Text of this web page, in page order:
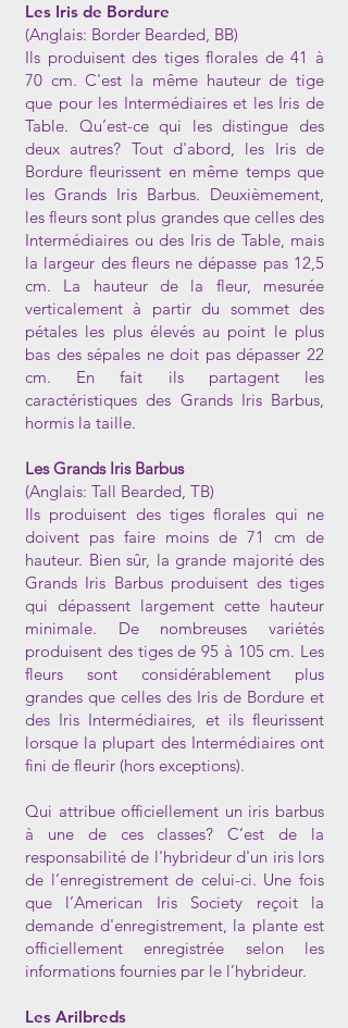
Les Iris de Bordure
(Anglais: Border Bearded, BB)
Ils produisent des tiges florales de 41 à
70 cm. C'est la même hauteur de tige
que pour les Intermédiaires et les Iris de
Table. Qu’est-ce qui les distingue des
deux autres? Tout d'abord, les Iris de
Bordure fleurissent en même temps que
les Grands Iris Barbus. Deuxièmement,
les fleurs sont plus grandes que celles des
Intermédiaires ou des Iris de Table, mais
la largeur des fleurs ne dépasse pas 12,5
cm. La hauteur de la fleur, mesurée
verticalement à partir du sommet des
pétales les plus élevés au point le plus
bas des sépales ne doit pas dépasser 22
cm. En fait ils partagent les
caractéristiques des Grands Iris Barbus,
hormis la taille.
Les Grands Iris Barbus
(Anglais: Tall Bearded, TB)
Ils produisent des tiges florales qui ne
doivent pas faire moins de 71 cm de
hauteur. Bien sûr, la grande majorité des
Grands Iris Barbus produisent des tiges
qui dépassent largement cette hauteur
minimale. De nombreuses variétés
produisent des tiges de 95 à 105 cm. Les
fleurs sont considérablement plus
grandes que celles des Iris de Bordure et
des Iris Intermédiaires, et ils fleurissent
lorsque la plupart des Intermédiaires ont
fini de fleurir (hors exceptions).
Qui attribue officiellement un iris barbus
à une de ces classes? C’est de la
responsabilité de l'hybrideur d'un iris lors
de l’enregistrement de celui-ci. Une fois
que l’American Iris Society reçoit la
demande d'enregistrement, la plante est
officiellement enregistrée selon les
informations fournies par le l’hybrideur.
Les Arilbreds